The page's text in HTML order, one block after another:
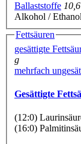
Ballaststoffe
Alkohol / Ethanol
Fettsäuren
gesättigte
g
mehrfach
Gesättigte
(12:0)
(16:0)